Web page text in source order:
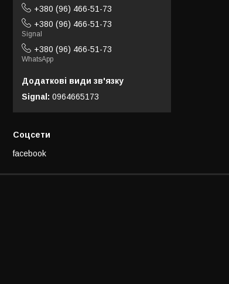
+380 (96) 466-51-73
+380 (96) 466-51-73
Signal
+380 (96) 466-51-73
WhatsApp
Signal 0964665173
Соцсети
facebook